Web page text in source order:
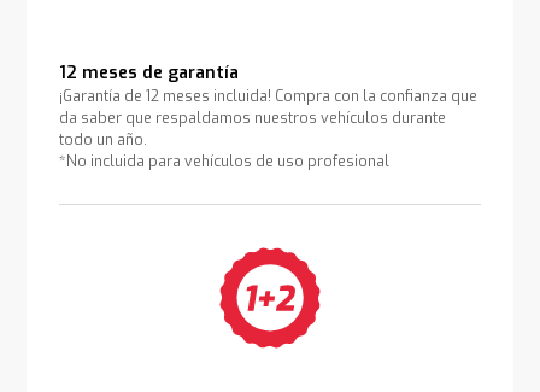
12 meses de garantía
¡Garantía de 12 meses incluida! Compra con la confianza que
da saber que respaldamos nuestros vehículos durante
todo un año.
*No incluida para vehículos de uso profesional